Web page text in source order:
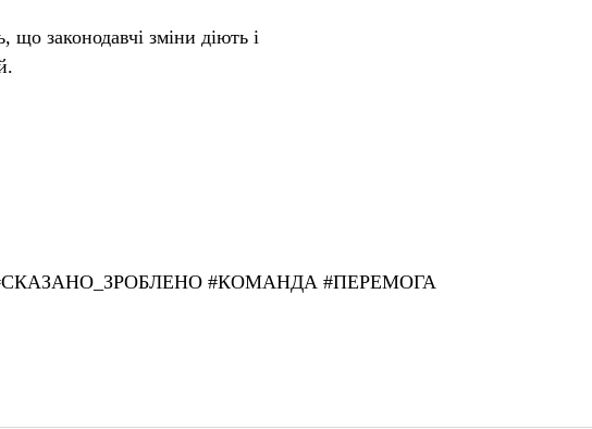
законодавчі зміни діють і
СКАЗАНО_ЗРОБЛЕНО #КОМАНДА #ПЕРЕМОГА